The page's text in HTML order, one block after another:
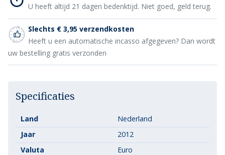
U heeft altijd 21 dagen bedenktijd. Niet goed, geld terug.
Slechts € 3,95 verzendkosten
Heeft u een automatische incasso afgegeven? Dan wordt
uw bestelling gratis verzonden
Specificaties
Land
Nederland
Jaar
2012
Valuta
Euro